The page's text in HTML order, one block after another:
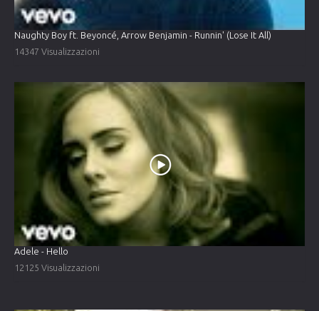
Naughty Boy ft. Beyoncé, Arrow Benjamin - Runnin' (Lose It All)
14347 Visualizzazioni
Adele - Hello
12125 Visualizzazioni